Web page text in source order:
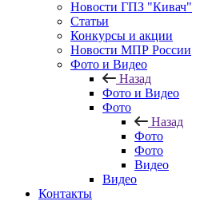
Новости ГПЗ "Кивач"
Статьи
Конкурсы и акции
Новости МПР России
Фото и Видео
Назад
Фото и Видео
Фото
Назад
Фото
Фото
Видео
Видео
Контакты